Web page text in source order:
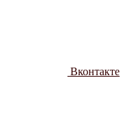
Вконтакте